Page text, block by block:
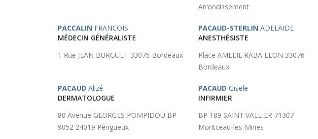
Arrondissement
PACCALIN FRANCOIS
MÉDECIN GÉNÉRALISTE
1 Rue JEAN BURGUET 33075 Bordeaux
PACAUD-STERLIN ADELAIDE
ANESTHÉSISTE
Place AMELIE RABA LEON 33076
Bordeaux
PACAUD Alizé
DERMATOLOGUE
80 Avenue GEORGES POMPIDOU BP
9052 24019 Périgueux
PACAUD Gisele
INFIRMIER
BP 189 SAINT VALLIER 71307
Montceau-les-Mines